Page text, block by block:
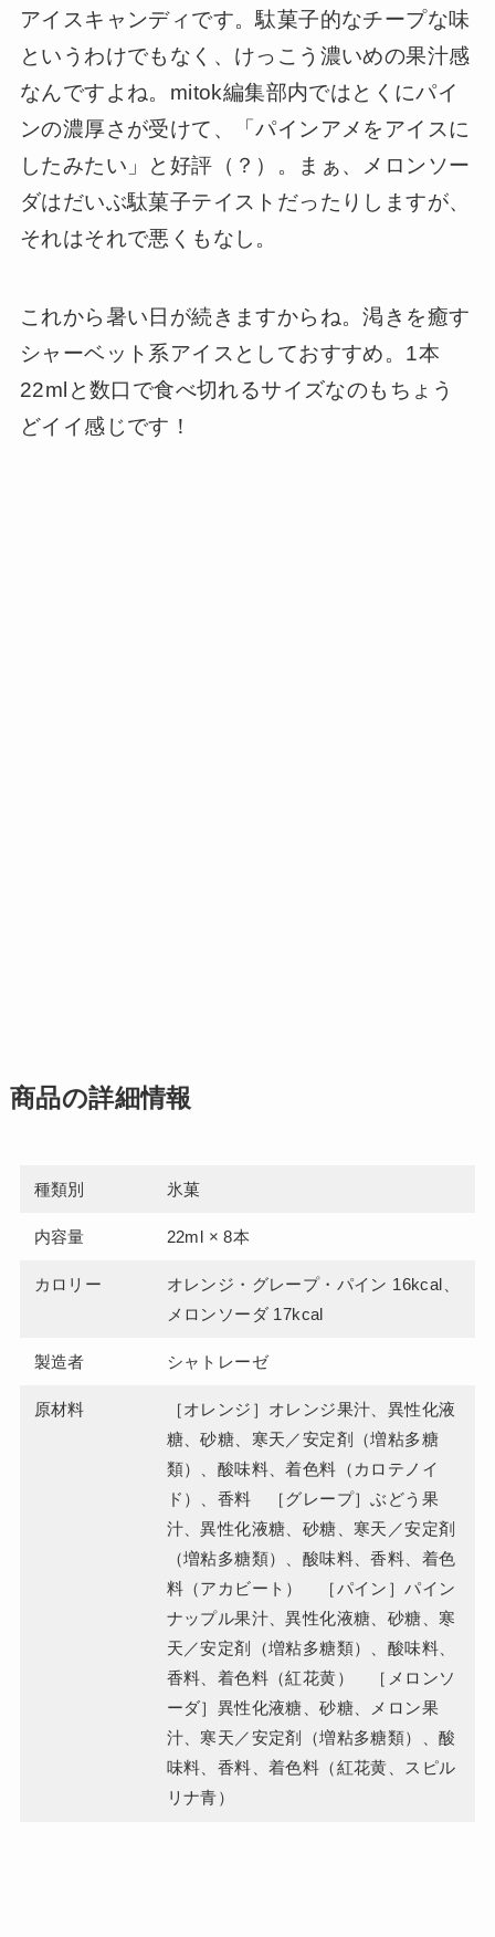
アイスキャンディです。駄菓子的なチープな味
というわけでもなく、けっこう濃いめの果汁感
なんですよね。mitok編集部内ではとくにパイ
ンの濃厚さが受けて、「パインアメをアイスに
したみたい」と好評（？）。まぁ、メロンソー
ダはだいぶ駄菓子テイストだったりしますが、
それはそれで悪くもなし。
これから暑い日が続きますからね。渇きを癒す
シャーベット系アイスとしておすすめ。1本
22mlと数口で食べ切れるサイズなのもちょう
どイイ感じです！
商品の詳細情報
種類別 氷菓
内容量 22ml × 8本
カロリー
オレンジ・グレープ・パイン 16kcal、
メロンソーダ 17kcal
製造者 シャトレーゼ
原材料
［オレンジ］オレンジ果汁、異性化液
糖、砂糖、寒天／安定剤（増粘多糖
類）、酸味料、着色料（カロテノイ
ド）、香料 ［グレープ］ぶどう果
汁、異性化液糖、砂糖、寒天／安定剤
（増粘多糖類）、酸味料、香料、着色
料（アカビート） ［パイン］パイン
ナップル果汁、異性化液糖、砂糖、寒
天／安定剤（増粘多糖類）、酸味料、
香料、着色料（紅花黄） ［メロンソ
ーダ］異性化液糖、砂糖、メロン果
汁、寒天／安定剤（増粘多糖類）、酸
味料、香料、着色料（紅花黄、スピル
リナ青）